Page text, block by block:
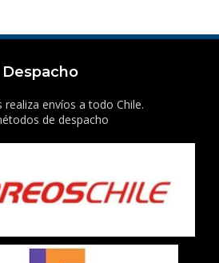
Despacho
realiza envíos a todo Chile.
de despacho